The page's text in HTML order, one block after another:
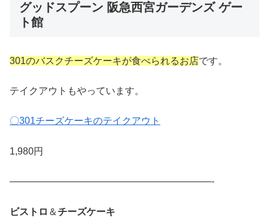
グッドスプーン 阪急西宮ガーデンズ ゲー
ト館
301のバスクチーズケーキが食べられるお店です。
テイクアウトもやっています。
〇301チーズケーキのテイクアウト
1,980円
—————————————————————-
ビストロ ＆チーズケーキ